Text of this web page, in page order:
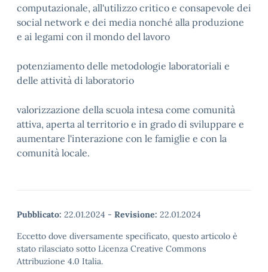
computazionale, all'utilizzo critico e consapevole dei
social network e dei media nonché alla produzione
e ai legami con il mondo del lavoro
potenziamento delle metodologie laboratoriali e
delle attività di laboratorio
valorizzazione della scuola intesa come comunità
attiva, aperta al territorio e in grado di sviluppare e
aumentare l'interazione con le famiglie e con la
comunità locale.
Pubblicato: 22.01.2024 - Revisione: 22.01.2024
Eccetto dove diversamente specificato, questo articolo è
stato rilasciato sotto Licenza Creative Commons
Attribuzione 4.0 Italia.